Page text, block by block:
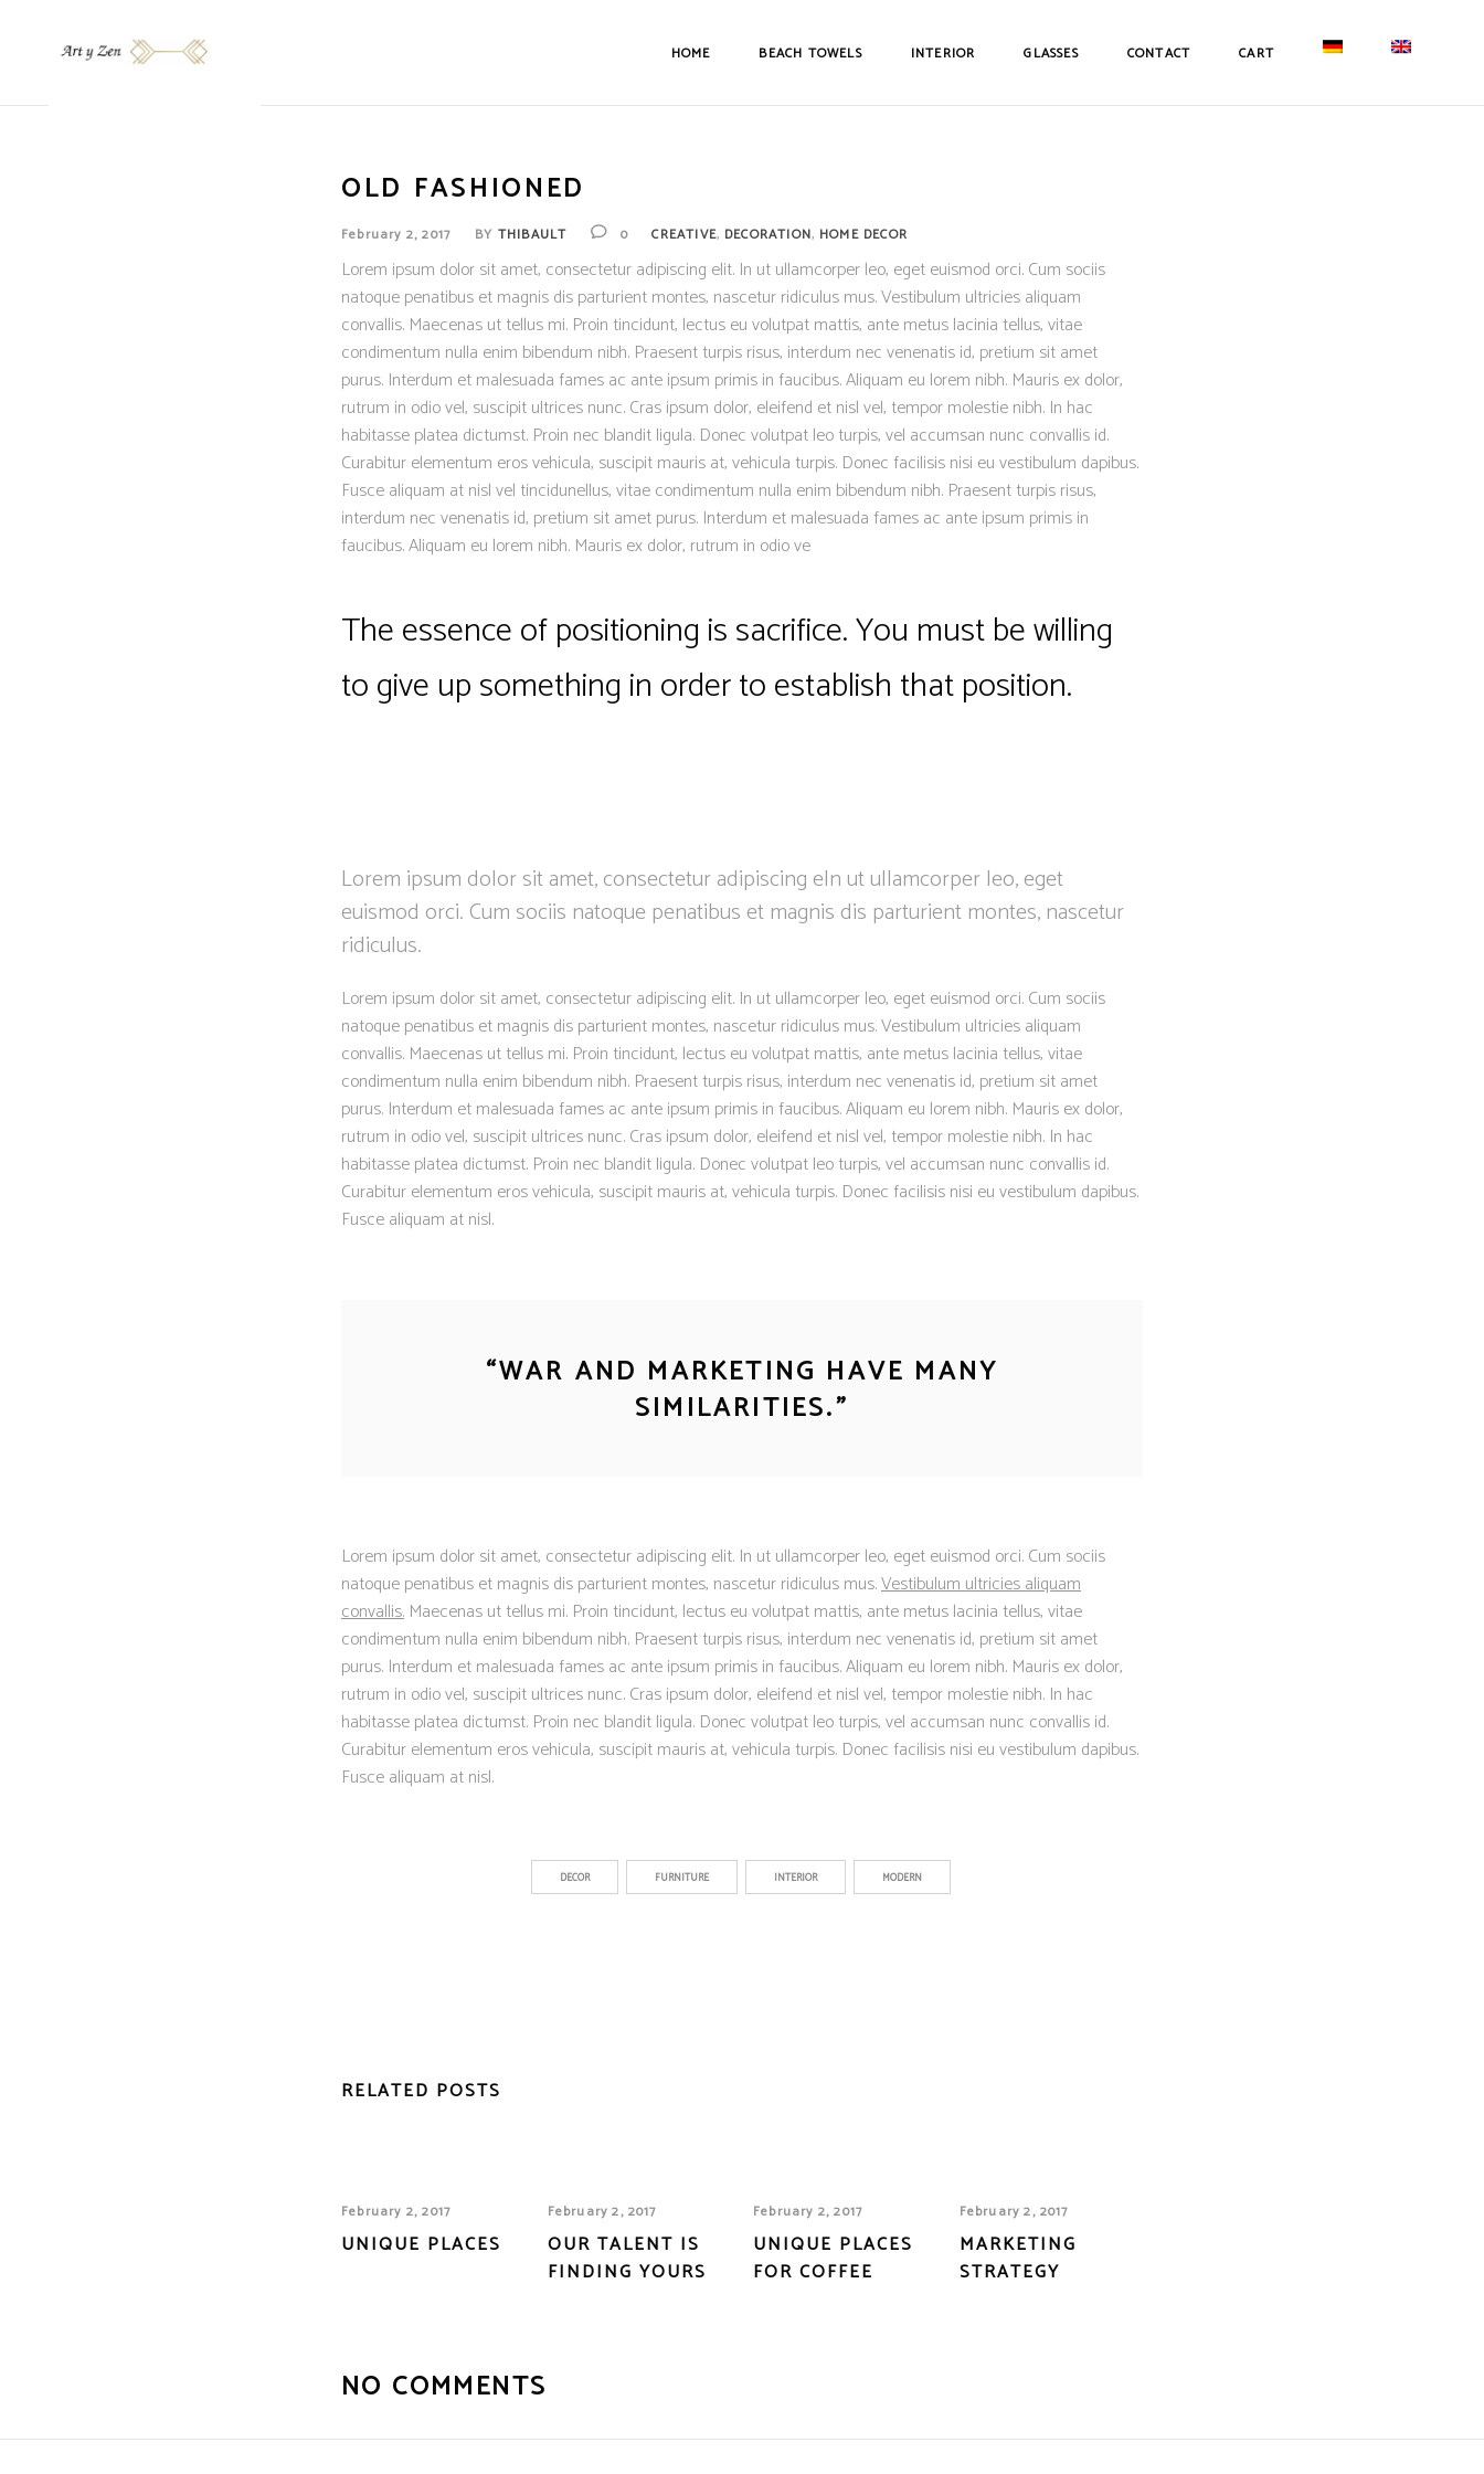
HOME BEACH TOWELS INTERIOR GLASSES CONTACT CART
OLD FASHIONED
February 2, 2017 BY THIBAULT 0 CREATIVE, DECORATION, HOME DECOR
Lorem ipsum dolor sit amet, consectetur adipiscing elit. In ut ullamcorper leo, eget euismod orci. Cum sociis
natoque penatibus et magnis dis parturient montes, nascetur ridiculus mus. Vestibulum ultricies aliquam
convallis. Maecenas ut tellus mi. Proin tincidunt, lectus eu volutpat mattis, ante metus lacinia tellus, vitae
condimentum nulla enim bibendum nibh. Praesent turpis risus, interdum nec venenatis id, pretium sit amet
purus. Interdum et malesuada fames ac ante ipsum primis in faucibus. Aliquam eu lorem nibh. Mauris ex dolor,
rutrum in odio vel, suscipit ultrices nunc. Cras ipsum dolor, eleifend et nisl vel, tempor molestie nibh. In hac
habitasse platea dictumst. Proin nec blandit ligula. Donec volutpat leo turpis, vel accumsan nunc convallis id.
Curabitur elementum eros vehicula, suscipit mauris at, vehicula turpis. Donec facilisis nisi eu vestibulum dapibus.
Fusce aliquam at nisl vel tincidunellus, vitae condimentum nulla enim bibendum nibh. Praesent turpis risus,
interdum nec venenatis id, pretium sit amet purus. Interdum et malesuada fames ac ante ipsum primis in
faucibus. Aliquam eu lorem nibh. Mauris ex dolor, rutrum in odio ve
The essence of positioning is sacrifice. You must be willing
to give up something in order to establish that position.
Lorem ipsum dolor sit amet, consectetur adipiscing eln ut ullamcorper leo, eget
euismod orci. Cum sociis natoque penatibus et magnis dis parturient montes, nascetur
ridiculus.
Lorem ipsum dolor sit amet, consectetur adipiscing elit. In ut ullamcorper leo, eget euismod orci. Cum sociis
natoque penatibus et magnis dis parturient montes, nascetur ridiculus mus. Vestibulum ultricies aliquam
convallis. Maecenas ut tellus mi. Proin tincidunt, lectus eu volutpat mattis, ante metus lacinia tellus, vitae
condimentum nulla enim bibendum nibh. Praesent turpis risus, interdum nec venenatis id, pretium sit amet
purus. Interdum et malesuada fames ac ante ipsum primis in faucibus. Aliquam eu lorem nibh. Mauris ex dolor,
rutrum in odio vel, suscipit ultrices nunc. Cras ipsum dolor, eleifend et nisl vel, tempor molestie nibh. In hac
habitasse platea dictumst. Proin nec blandit ligula. Donec volutpat leo turpis, vel accumsan nunc convallis id.
Curabitur elementum eros vehicula, suscipit mauris at, vehicula turpis. Donec facilisis nisi eu vestibulum dapibus.
Fusce aliquam at nisl.
“WAR AND MARKETING HAVE MANY
SIMILARITIES.”
Lorem ipsum dolor sit amet, consectetur adipiscing elit. In ut ullamcorper leo, eget euismod orci. Cum sociis
natoque penatibus et magnis dis parturient montes, nascetur ridiculus mus.Vestibulum ultricies aliquam
convallis. Maecenas ut tellus mi. Proin tincidunt, lectus eu volutpat mattis, ante metus lacinia tellus, vitae
condimentum nulla enim bibendum nibh. Praesent turpis risus, interdum nec venenatis id, pretium sit amet
purus. Interdum et malesuada fames ac ante ipsum primis in faucibus. Aliquam eu lorem nibh. Mauris ex dolor,
rutrum in odio vel, suscipit ultrices nunc. Cras ipsum dolor, eleifend et nisl vel, tempor molestie nibh. In hac
habitasse platea dictumst. Proin nec blandit ligula. Donec volutpat leo turpis, vel accumsan nunc convallis id.
Curabitur elementum eros vehicula, suscipit mauris at, vehicula turpis. Donec facilisis nisi eu vestibulum dapibus.
Fusce aliquam at nisl.
DECOR FURNITURE INTERIOR MODERN
RELATED POSTS
February 2, 2017
UNIQUE PLACES
February 2, 2017
OUR TALENT IS
FINDING YOURS
February 2, 2017
UNIQUE PLACES
FOR COFFEE
February 2, 2017
MARKETING
STRATEGY
NO COMMENTS